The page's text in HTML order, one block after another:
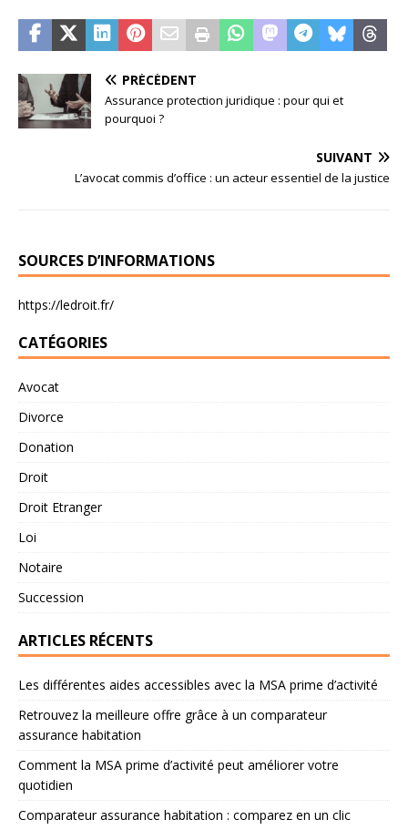
PRÉCÉDENT
Assurance protection juridique : pour qui et
pourquoi ?
SUIVANT
L’avocat commis d’office : un acteur essentiel de la justice
SOURCES D’INFORMATIONS
https://ledroit.fr/
CATÉGORIES
Avocat
Divorce
Donation
Droit
Droit Etranger
Loi
Notaire
Succession
ARTICLES RÉCENTS
Les différentes aides accessibles avec la MSA prime d’activité
Retrouvez la meilleure offre grâce à un comparateur
assurance habitation
Comment la MSA prime d’activité peut améliorer votre
quotidien
Comparateur assurance habitation : comparez en un clic